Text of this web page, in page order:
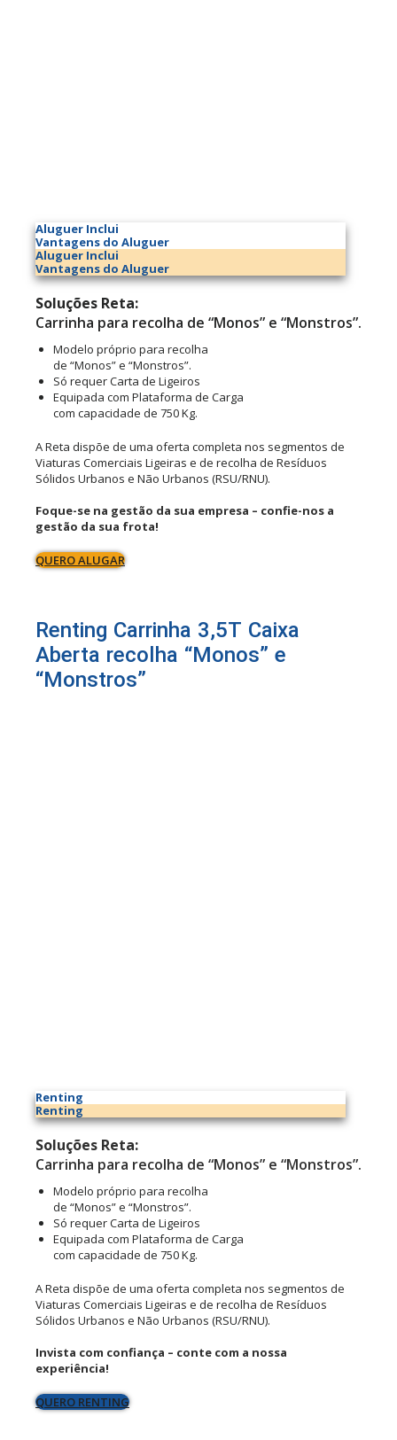
Aluguer Inclui
Vantagens do Aluguer
Aluguer Inclui
Vantagens do Aluguer
Soluções Reta:
Carrinha para recolha de “Monos” e “Monstros”.
Modelo próprio para recolha
de “Monos” e “Monstros”.
Só requer Carta de Ligeiros
Equipada com Plataforma de Carga
com capacidade de 750 Kg.
A Reta dispõe de uma oferta completa nos segmentos de
Viaturas Comerciais Ligeiras e de recolha de Resíduos
Sólidos Urbanos e Não Urbanos (RSU/RNU).
Foque-se na gestão da sua empresa – confie-nos a
gestão da sua frota!
QUERO ALUGAR
Renting Carrinha 3,5T Caixa
Aberta recolha “Monos” e
“Monstros”
Renting
Renting
Soluções Reta:
Carrinha para recolha de “Monos” e “Monstros”.
Modelo próprio para recolha
de “Monos” e “Monstros”.
Só requer Carta de Ligeiros
Equipada com Plataforma de Carga
com capacidade de 750 Kg.
A Reta dispõe de uma oferta completa nos segmentos de
Viaturas Comerciais Ligeiras e de recolha de Resíduos
Sólidos Urbanos e Não Urbanos (RSU/RNU).
Invista com confiança – conte com a nossa
experiência!
QUERO RENTING